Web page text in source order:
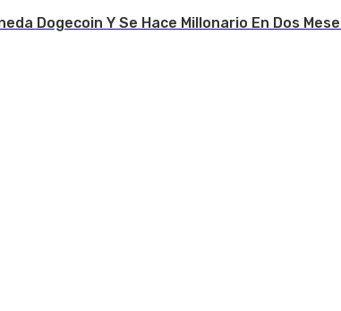
Dogecoin Y Se Hace Millonario En Dos